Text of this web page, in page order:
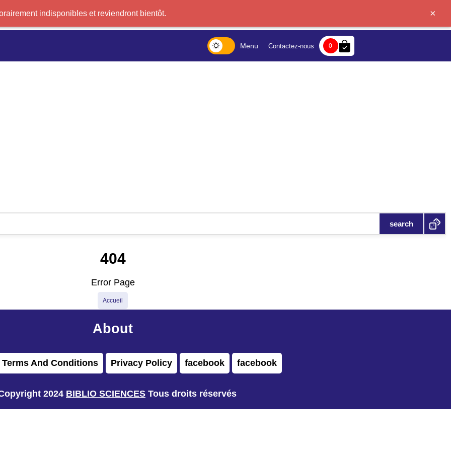
Menu Contactez-nous 0 bag-check
indisponibles et reviendront bientôt. ×
404
Error Page
Accueil
About
Terms And Conditions Privacy Policy facebook facebook
2024 BIBLIO SCIENCES Tous droits réservés